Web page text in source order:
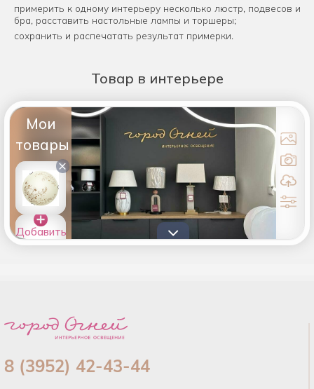
примерить к одному интерьеру несколько люстр, подвесов и
бра, расставить настольные лампы и торшеры;
сохранить и распечатать результат примерки.
Товар в интерьере
Мои
товары
×
Добавить
товары в
8 (3952) 42-43-44